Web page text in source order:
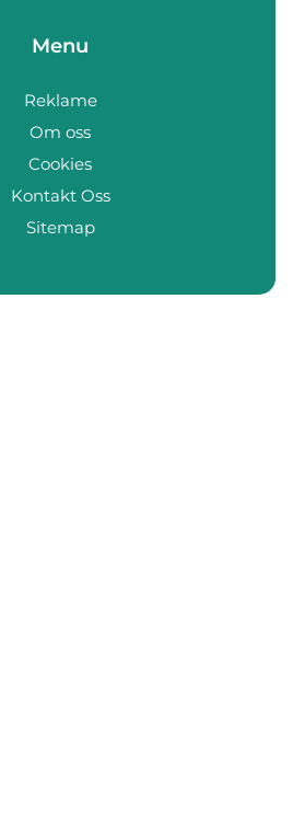
Menu
Reklame
Om oss
Cookies
Kontakt Oss
Sitemap